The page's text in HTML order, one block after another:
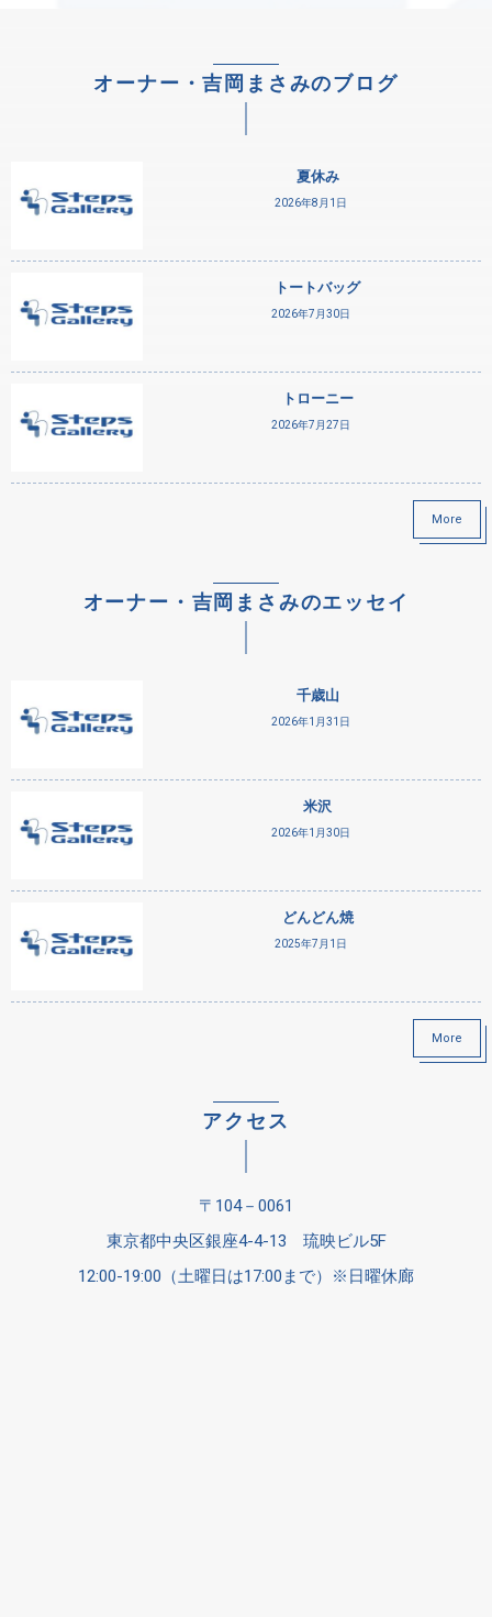
オーナー・吉岡まさみのブログ
夏休み
2026年8月1日
トートバッグ
2026年7月30日
トローニー
2026年7月27日
More
オーナー・吉岡まさみのエッセイ
千歳山
2026年1月31日
米沢
2026年1月30日
どんどん焼
2025年7月1日
More
アクセス
〒104－0061
東京都中央区銀座4-4-13 琉映ビル5F
12:00-19:00（土曜日は17:00まで）※日曜休廊